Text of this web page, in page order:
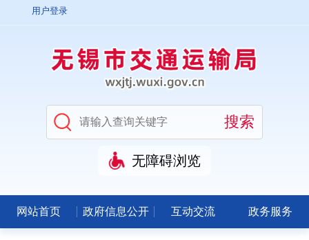
用户登录
无障碍浏览
网站首页 政府信息公开 互动交流 政务服务